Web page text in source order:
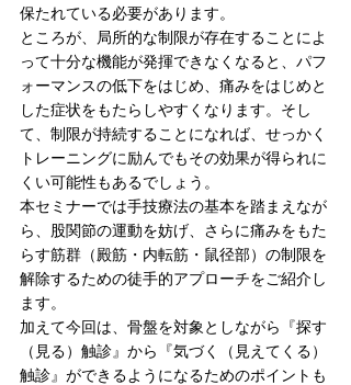
保たれている必要があります。
ところが、局所的な制限が存在することによ
って十分な機能が発揮できなくなると、パフ
ォーマンスの低下をはじめ、痛みをはじめと
した症状をもたらしやすくなります。そし
て、制限が持続することになれば、せっかく
トレーニングに励んでもその効果が得られに
くい可能性もあるでしょう。
本セミナーでは手技療法の基本を踏まえなが
ら、股関節の運動を妨げ、さらに痛みをもた
らす筋群（殿筋・内転筋・鼠径部）の制限を
解除するための徒手的アプローチをご紹介し
ます。
加えて今回は、骨盤を対象としながら『探す
（見る）触診』から『気づく（見えてくる）
触診』ができるようになるためのポイントも